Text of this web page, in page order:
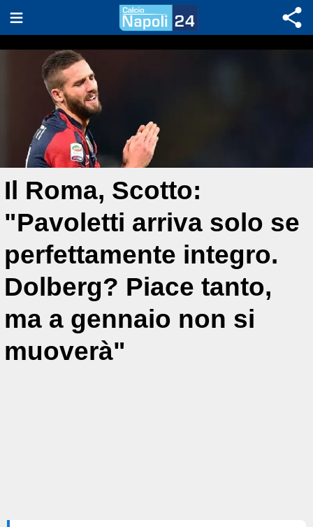
Il Roma, Scotto:
"Pavoletti arriva solo se
perfettamente integro.
Dolberg? Piace tanto,
ma a gennaio non si
muoverà"